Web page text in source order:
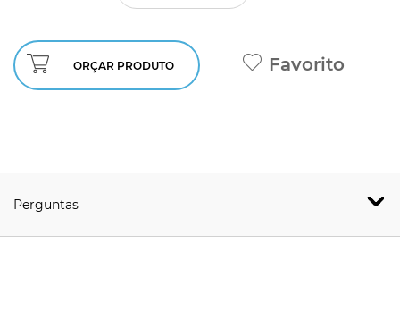
ORÇAR PRODUTO Favorito
Perguntas